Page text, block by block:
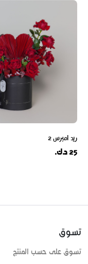
ريد امبرس 2
25 د.ك.
تسوق
تسوق على حسب المنتج